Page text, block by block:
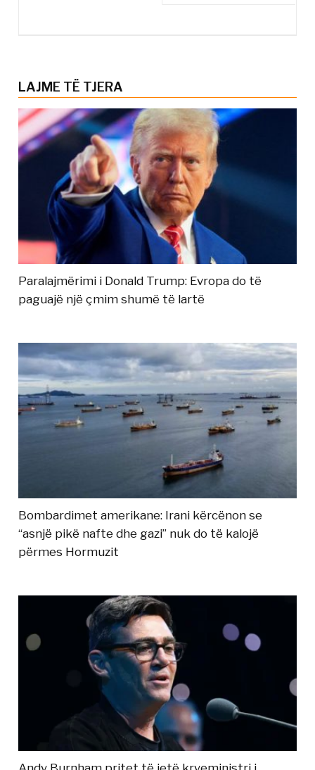
LAJME TË TJERA
Paralajmërimi i Donald Trump: Evropa do të
paguajë një çmim shumë të lartë
Bombardimet amerikane: Irani kërcënon se
“asnjë pikë nafte dhe gazi” nuk do të kalojë
përmes Hormuzit